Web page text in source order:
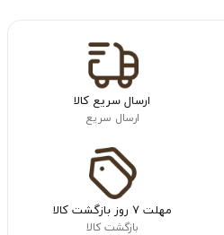
ارسال سریع کالا
ارسال سریع
مهلت ۷ روز بازگشت کالا
بازگشت کالا